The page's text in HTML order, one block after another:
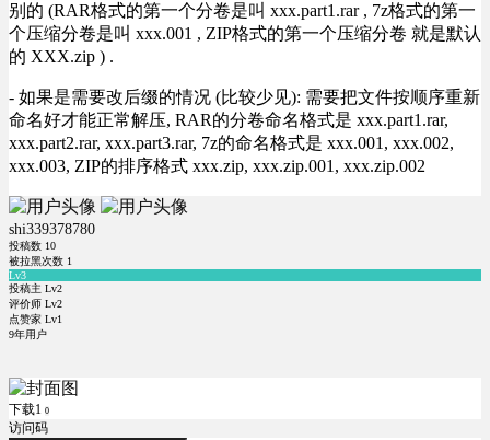
别的 (RAR格式的第一个分卷是叫 xxx.part1.rar , 7z格式的第一
个压缩分卷是叫 xxx.001 , ZIP格式的第一个压缩分卷 就是默认
的 XXX.zip ) .
- 如果是需要改后缀的情况 (比较少见): 需要把文件按顺序重新
命名好才能正常解压, RAR的分卷命名格式是 xxx.part1.rar,
xxx.part2.rar, xxx.part3.rar, 7z的命名格式是 xxx.001, xxx.002,
xxx.003, ZIP的排序格式 xxx.zip, xxx.zip.001, xxx.zip.002
shi339378780
投稿数 10
被拉黑次数 1
Lv3
投稿主 Lv2
评价师 Lv2
点赞家 Lv1
9年用户
下载1 0
访问码